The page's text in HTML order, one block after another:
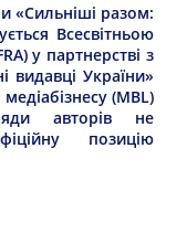
«Сильніші разом:
Всесвітньою
у партнерстві з
видавці України»
(MBL)
авторів не
позицію